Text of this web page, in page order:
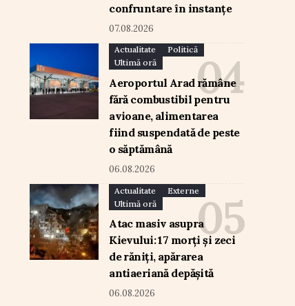
confruntare în instanțe
07.08.2026
Actualitate
Politică
Ultimă oră
Aeroportul Arad rămâne
fără combustibil pentru
avioane, alimentarea
fiind suspendată de peste
o săptămână
06.08.2026
Actualitate
Externe
Ultimă oră
Atac masiv asupra
Kievului: 17 morți și zeci
de răniți, apărarea
antiaeriană depășită
06.08.2026